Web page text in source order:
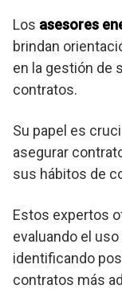
Los asesores
brindan
en la gestión de
contratos.
Su papel es
asegurar
sus hábitos de
Estos expertos
evaluando el
identificando
contratos más